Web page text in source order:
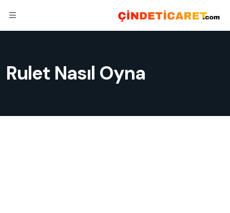
Rulet Nasıl Oyna